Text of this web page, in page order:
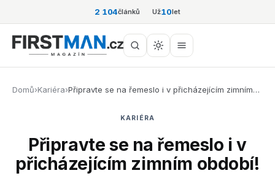
2 104článků Už10let
Domů›Kariéra›Připravte se na řemeslo i v přicházejícím zimním…
KARIÉRA
Připravte se na řemeslo i v
přicházejícím zimním období!